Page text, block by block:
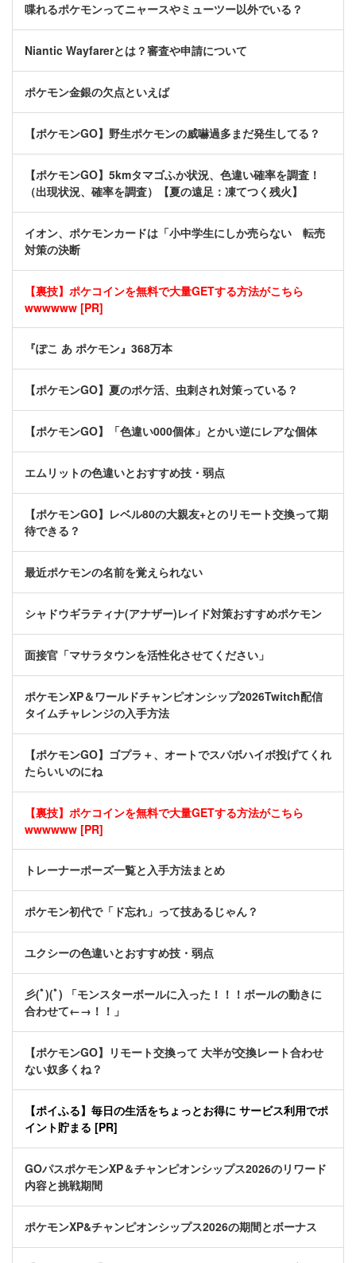
喋れるポケモンってニャースやミューツー以外でいる？
Niantic Wayfarerとは？審査や申請について
ポケモン金銀の欠点といえば
【ポケモンGO】野生ポケモンの威嚇過多まだ発生してる？
【ポケモンGO】5kmタマゴふか状況、色違い確率を調査！
（出現状況、確率を調査）【夏の遠足：凍てつく残火】
イオン、ポケモンカードは「小中学生にしか売らない 転売
対策の決断
【裏技】ポケコインを無料で大量GETする方法がこちら
wwwwww [PR]
『ぽこ あ ポケモン』368万本
【ポケモンGO】夏のポケ活、虫刺され対策っている？
【ポケモンGO】「色違い000個体」とかい逆にレアな個体
エムリットの色違いとおすすめ技・弱点
【ポケモンGO】レベル80の大親友+とのリモート交換って期
待できる？
最近ポケモンの名前を覚えられない
シャドウギラティナ(アナザー)レイド対策おすすめポケモン
面接官「マサラタウンを活性化させてください」
ポケモンXP＆ワールドチャンピオンシップ2026Twitch配信
タイムチャレンジの入手方法
【ポケモンGO】ゴプラ＋、オートでスパボハイボ投げてくれ
たらいいのにね
【裏技】ポケコインを無料で大量GETする方法がこちら
wwwwww [PR]
トレーナーポーズ一覧と入手方法まとめ
ポケモン初代で「ド忘れ」って技あるじゃん？
ユクシーの色違いとおすすめ技・弱点
彡(ﾟ)(ﾟ) 「モンスターボールに入った！！！ボールの動きに
合わせて←→！！」
【ポケモンGO】リモート交換って 大半が交換レート合わせ
ない奴多くね？
【ポイふる】毎日の生活をちょっとお得に サービス利用でポ
イント貯まる [PR]
GOパスポケモンXP＆チャンピオンシップス2026のリワード
内容と挑戦期間
ポケモンXP&チャンピオンシップス2026の期間とボーナス